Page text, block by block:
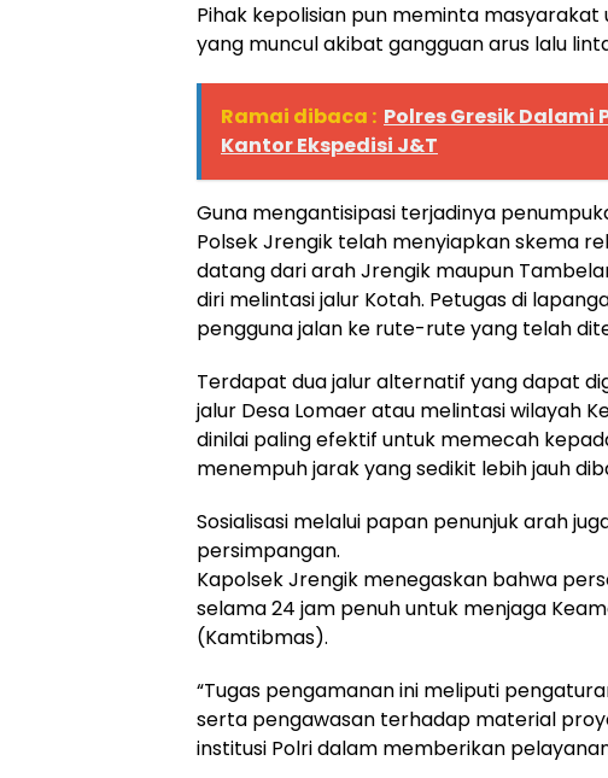
Pihak kepolisian pun meminta
yang muncul akibat gangguan arus lalu
Ramai dibaca : Polres Gresik
Kantor Ekspedisi J&T
​Guna mengantisipasi terjadinya
Polsek Jrengik telah menyiapkan skema
datang dari arah Jrengik maupun
diri melintasi jalur Kotah. Petugas di
pengguna jalan ke rute-rute yang telah
​Terdapat dua jalur alternatif yang dapat
jalur Desa Lomaer atau melintasi wilayah
dinilai paling efektif untuk memecah
menempuh jarak yang sedikit lebih jauh
Sosialisasi melalui papan penunjuk arah
persimpangan.
​Kapolsek Jrengik menegaskan bahwa
selama 24 jam penuh untuk menjaga
(Kamtibmas).
“Tugas pengamanan ini meliputi
serta pengawasan terhadap material
institusi Polri dalam memberikan